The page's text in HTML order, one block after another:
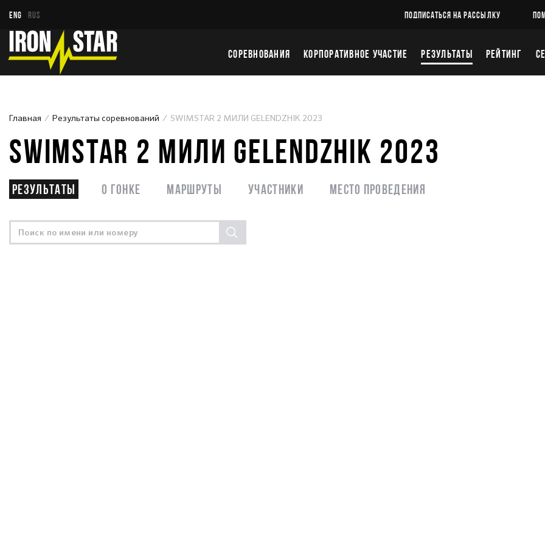
ENG RUS ПОДПИСАТЬСЯ НА РАССЫЛКУ
СОРЕВНОВАНИЯ КОРПОРАТИВНОЕ УЧАСТИЕ РЕЗУЛЬТАТЫ РЕЙТИНГ
Главная Результаты соревнований SWIMSTAR 2 МИЛИ GELENDZHIK 2023
SWIMSTAR 2 МИЛИ GELENDZHIK 2023
Результаты О гонке Маршруты Участники Место проведения